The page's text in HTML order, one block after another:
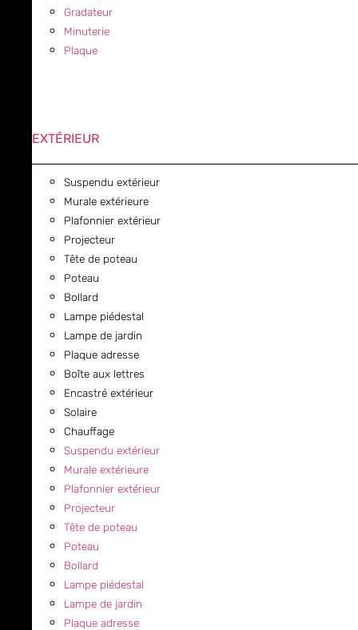
Gradateur
Minuterie
Plaque
EXTÉRIEUR
Suspendu extérieur
Murale extérieure
Plafonnier extérieur
Projecteur
Tête de poteau
Poteau
Bollard
Lampe piédestal
Lampe de jardin
Plaque adresse
Boîte aux lettres
Encastré extérieur
Solaire
Chauffage
Suspendu extérieur
Murale extérieure
Plafonnier extérieur
Projecteur
Tête de poteau
Poteau
Bollard
Lampe piédestal
Lampe de jardin
Plaque adresse